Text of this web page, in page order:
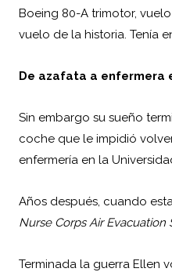
Boeing 80-A trimotor,
vuelo de la historia. Tenía
De azafata a enfermera
Sin embargo su sueño
coche que le impidió
enfermería en la
Años después, cuando
Nurse Corps Air Evacuation
Terminada la guerra Ellen